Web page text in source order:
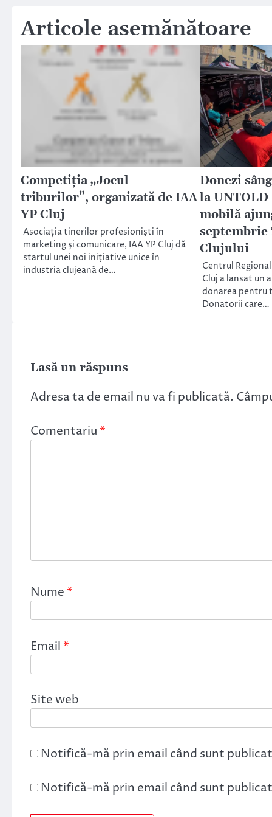
articole
Articole asemănătoare
Competiția „Jocul
triburilor”, organizată de IAA
YP Cluj
Asociația tinerilor profesionişti în
marketing şi comunicare, IAA YP Cluj dă
startul unei noi iniţiative unice în
industria clujeană de…
Donezi
la UNTOLD
mobilă
Clujului
Centrul
Cluj a lansat un
donarea pentru
Donatorii care…
Lasă un răspuns
Adresa ta de email nu va fi publicată.
Comentariu *
Nume *
Email *
Site web
Notifică-mă prin email când sunt
Notifică-mă prin email când sunt